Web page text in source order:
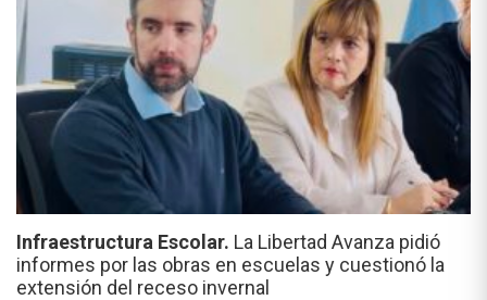
Infraestructura Escolar. La Libertad Avanza pidió
informes por las obras en escuelas y cuestionó la
extensión del receso invernal